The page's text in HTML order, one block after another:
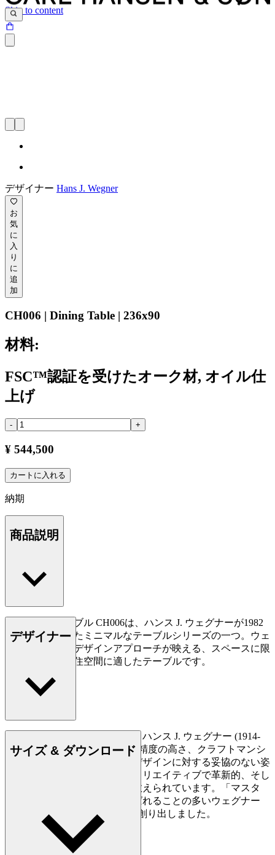
Skip to content
デザイナー Hans J. Wegner
お
気
に
入
り
に
追
加
CH006 | Dining Table | 236x90
材料:
FSC™認証を受けたオーク材, オイル仕
上げ
- +
¥ 544,500
カートに入れる
納期
商品説明
ダイニングテーブル CH006は、ハンス J. ウェグナーが1982
年にデザインしたミニマルなテーブルシリーズの一つ。ウェ
グナーの斬新なデザインアプローチが映える、スペースに限
りがある都会の住空間に適したテーブルです。
もっと読む
デザイナー
デンマークの家具デザイナー、ハンス J. ウェグナー (1914-
2007) は、家具づくりにおける精度の高さ、クラフトマンシ
ップに対する優れた洞察力、デザインに対する妥協のない姿
勢で知られており、史上最もクリエイティブで革新的、そし
て多作なデザイナーの一人に数えられています。「マスタ
ー・オブ・ザ・チェア」と呼ばれることの多いウェグナー
は、生涯で約500点もの椅子を創り出しました。
詳しく見る Hans J. Wegner
サイズ & ダウンロード